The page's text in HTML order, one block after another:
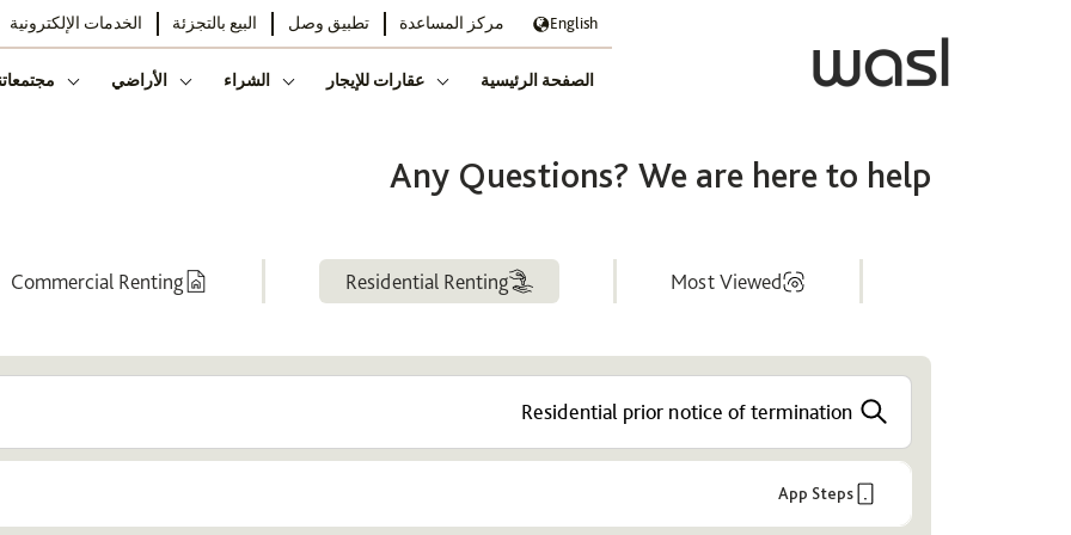
English مركز المساعدة تطبيق وصل البيع بالتجزئة الخدمات الإلكترونية
الصفحة الرئيسية عقارات للإيجار الشراء الأراضي
Any Questions? We are here to help
Most Viewed
Residential Renting
Commercial Renting
Help
Center
App Steps